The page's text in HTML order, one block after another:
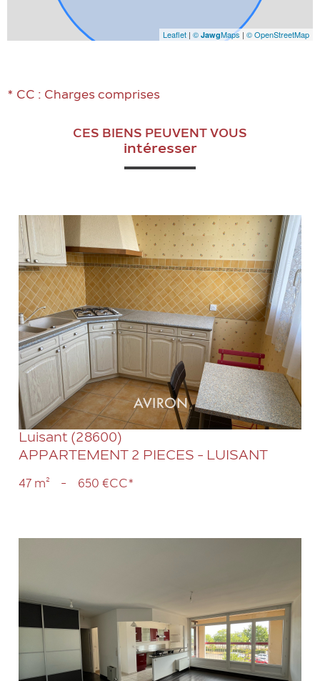
Leaflet | © JawgMaps | © OpenStreetMap
* CC : Charges comprises
CES BIENS PEUVENT VOUS
intéresser
VOIR LE BIEN
Luisant (28600)
APPARTEMENT 2 PIECES - LUISANT
47 m² - 650 €CC*
VOIR LE BIEN